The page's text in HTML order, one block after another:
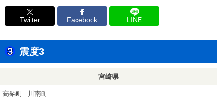
Twitter Facebook LINE
震度3
宮崎県
高鍋町 川南町